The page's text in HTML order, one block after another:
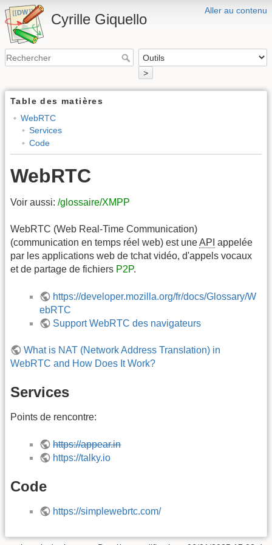
Aller au contenu
Cyrille Giquello
>
Table des matières
WebRTC
Services
Code
WebRTC
Voir aussi: /glossaire/XMPP
WebRTC (Web Real-Time Communication)
(communication en temps réel web) est uneAPI appelée
par les applications web de tchat vidéo, d'appels vocaux
et de partage de fichiers P2P.
https://developer.mozilla.org/fr/docs/Glossary/W
ebRTC
Support WebRTC des navigateurs
What is NAT (Network Address Translation) in
WebRTC and How Does It Work?
Services
Points de rencontre:
https://appear.in
https://talky.io
Code
https://simplewebrtc.com/